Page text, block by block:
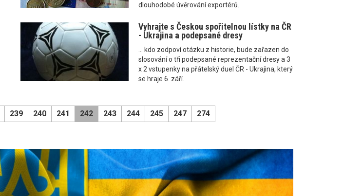
dlouhodobé úvěrování exportérů.
Vyhrajte s Českou spořitelnou lístky na ČR
- Ukrajina a podepsané dresy
... kdo zodpoví otázku z historie, bude zařazen do
slosování o tři podepsané reprezentační dresy a 3
x 2 vstupenky na přátelský duel ČR - Ukrajina, který
se hraje 6. září.
239 240 241 242 243 244 245 247 274